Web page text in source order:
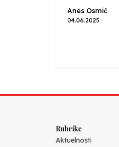
Anes Osmić
04.06.2025
Rubrike
Aktuelnosti